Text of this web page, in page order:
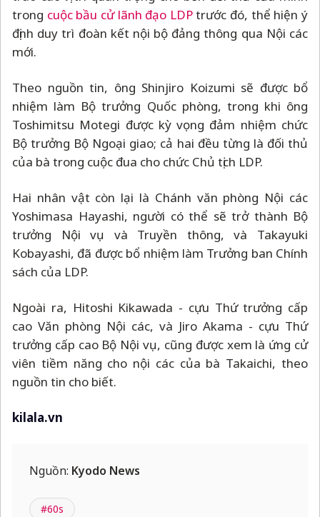
trong cuộc bầu cử lãnh đạo LDPtrước đó, thể hiện ý
định duy trì đoàn kết nội bộ đảng thông qua Nội các
mới.
Theo nguồn tin, ông Shinjiro Koizumi sẽ được bổ
nhiệm làm Bộ trưởng Quốc phòng, trong khi ông
Toshimitsu Motegi được kỳ vọng đảm nhiệm chức
Bộ trưởng Bộ Ngoại giao; cả hai đều từng là đối thủ
của bà trong cuộc đua cho chức Chủ tịch LDP.
Hai nhân vật còn lại là Chánh văn phòng Nội các
Yoshimasa Hayashi, người có thể sẽ trở thành Bộ
trưởng Nội vụ và Truyền thông, và Takayuki
Kobayashi, đã được bổ nhiệm làm Trưởng ban Chính
sách của LDP.
Ngoài ra, Hitoshi Kikawada - cựu Thứ trưởng cấp
cao Văn phòng Nội các, và Jiro Akama - cựu Thứ
trưởng cấp cao Bộ Nội vụ, cũng được xem là ứng cử
viên tiềm năng cho nội các của bà Takaichi, theo
nguồn tin cho biết.
kilala.vn
Nguồn: Kyodo News
#60s